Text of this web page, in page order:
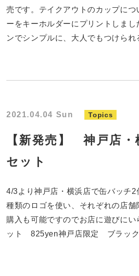
売です。テイクアウトのカップに
ーをキーホルダーにプリントしま
ンでシンプルに、大人でもつけられ
2021.04.04 Sun Topics
【新発売】 神戸店
セット
4/3より神戸店・横浜店で缶バッチ
種類のロゴを使い、それぞれの店
購入も可能ですのでお店に遊びに
ット 825yen神戸店限定 ブラック